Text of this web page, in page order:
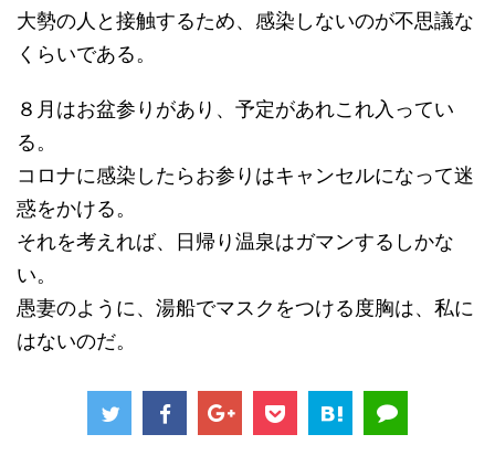
大勢の人と接触するため、感染しないのが不思議な
くらいである。
８月はお盆参りがあり、予定があれこれ入ってい
る。
コロナに感染したらお参りはキャンセルになって迷
惑をかける。
それを考えれば、日帰り温泉はガマンするしかな
い。
愚妻のように、湯船でマスクをつける度胸は、私に
はないのだ。